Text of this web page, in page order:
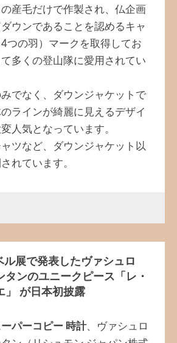
産毛だけで作製され、仏企画
ウンであることを認めるキャ
4つの羽）マークを取得してお
多くの登山隊に愛用されてい
でなく、ダウンジャケットで
ラインが綺麗に見えるデザイ
人気となっています。
ツなど、ダウンジャケット以
れています。
ル展で発表したヴァシュロ
タンのユニークピース「レ・
」 が日本初披露
ーパーコピー 時計、ヴァシュロ